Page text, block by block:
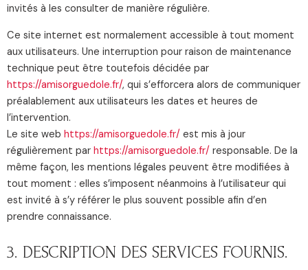
invités à les consulter de manière régulière.
Ce site internet est normalement accessible à tout moment
aux utilisateurs. Une interruption pour raison de maintenance
technique peut être toutefois décidée par
https://amisorguedole.fr/, qui s’efforcera alors de communiquer
préalablement aux utilisateurs les dates et heures de
l’intervention.
Le site web https://amisorguedole.fr/ est mis à jour
régulièrement par https://amisorguedole.fr/ responsable. De la
même façon, les mentions légales peuvent être modifiées à
tout moment : elles s’imposent néanmoins à l’utilisateur qui
est invité à s’y référer le plus souvent possible afin d’en
prendre connaissance.
3. DESCRIPTION DES SERVICES FOURNIS.